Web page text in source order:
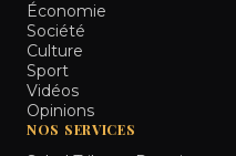
Économie
Société
Culture
Sport
Vidéos
Opinions
NOS SERVICES